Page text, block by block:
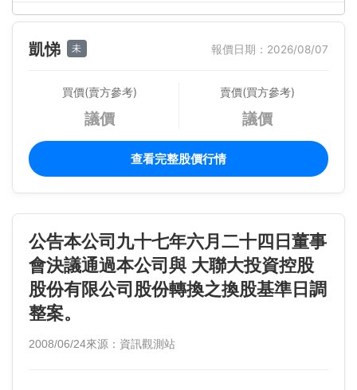
凱悌 未 報價日期：2026/08/07
買價(賣方參考)
議價
賣價(買方參考)
議價
查看完整股價行情
公告本公司九十七年六月二十四日董事
會決議通過本公司與 大聯大投資控股
股份有限公司股份轉換之換股基準日調
整案。
2008/06/24來源：資訊觀測站